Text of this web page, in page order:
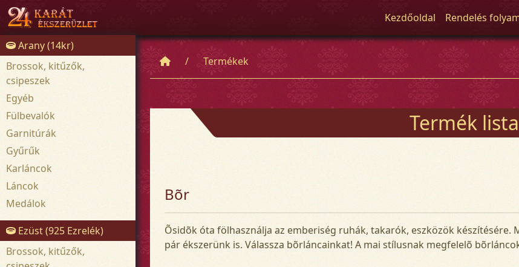
Kezdőoldal Rendelés
Arany (14kr)
Brossok, kitűzők,
csipeszek
Egyéb
Fülbevalók
Garnitúrák
Gyűrűk
Karláncok
Láncok
Medálok
Ezüst (925 Ezrelék)
Brossok, kitűzők,
Termékek
Termék lista
Bõr
Õsidõk óta fölhasználja az emberiség ruhák, takarók, eszközök készítésére.
pár ékszerünk is. Válassza bõrláncainkat! A mai stílusnak megfelelõ